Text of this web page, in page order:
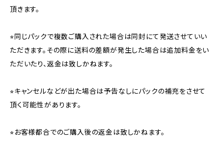
頂きます。
⭐︎同じパックで複数ご購入された場合は同封にて発送させていい
ただきます。その際に送料の差額が発生した場合は追加料金をい
ただいたり、返金は致しかねます。
⭐︎キャンセルなどが出た場合は予告なしにパックの補充をさせて
頂く可能性があります。
⭐︎お客様都合でのご購入後の返金は致しかねます。